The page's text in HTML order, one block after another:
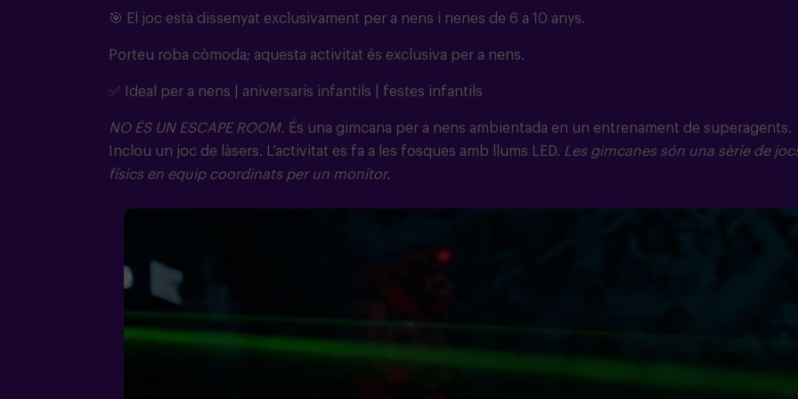
🎯 El joc està dissenyat exclusivament per a nens i nenes de 6 a 10 anys.
Porteu roba còmoda; aquesta activitat és exclusiva per a nens.
✅ Ideal per a nens | aniversaris infantils | festes infantils
NO ÉS UN ESCAPE ROOM. És una gimcana per a nens ambientada en un entrenament de superagents.
Inclou un joc de làsers. L’activitat es fa a les fosques amb llums LED. Les gimcanes són una sèrie de
físics en equip coordinats per un monitor.